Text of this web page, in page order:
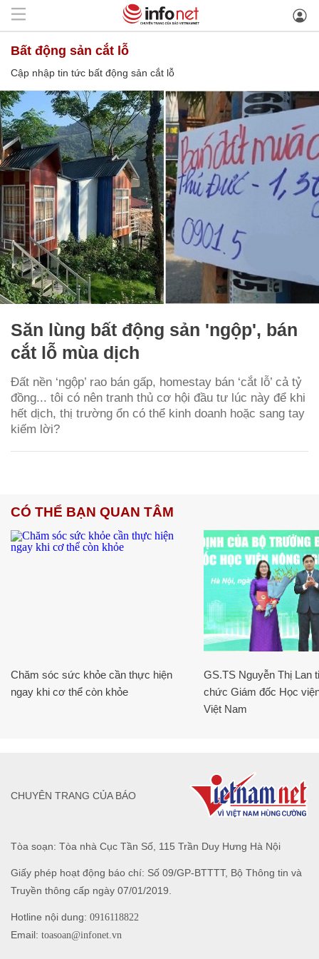
bất động sản cắt lỗ
Cập nhập tin tức bất động sản cắt lỗ
Săn lùng bất động sản 'ngộp', bán
cắt lỗ mùa dịch
Đất nền ‘ngộp’ rao bán gấp, homestay bán ‘cắt lỗ’ cả tỷ
đồng... tôi có nên tranh thủ cơ hội đầu tư lúc này để khi
hết dịch, thị trường ổn có thể kinh doanh hoặc sang tay
kiếm lời?
CÓ THỂ BẠN QUAN TÂM
Chăm sóc sức khỏe cần thực hiện
ngay khi cơ thể còn khỏe
GS.TS Nguyễn Thị Lan
chức Giám đốc Học
Việt Nam
Tòa soạn: Tòa nhà Cục Tần Số, 115 Trần Duy Hưng Hà Nội
Giấy phép hoạt động báo chí: Số 09/GP-BTTTT, Bộ Thông tin và
Truyền thông cấp ngày 07/01/2019.
Hotline nội dung: 0916118822
Email: toasoan@infonet.vn
CHUYÊN TRANG CỦA BÁO